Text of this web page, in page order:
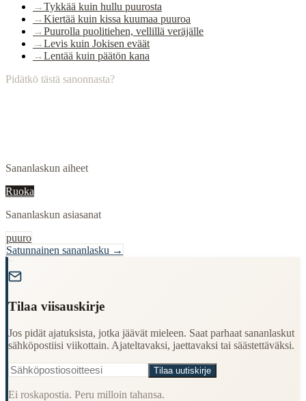
→Tykkää kuin hullu puurosta
→Kiertää kuin kissa kuumaa puuroa
→Puurolla puolitiehen, vellillä veräjälle
→Levis kuin Jokisen eväät
→Lentää kuin päätön kana
Pidätkö tästä sanonnasta?
Sananlaskun aiheet
Ruoka
Sananlaskun asiasanat
puuro
Satunnainen sananlasku →
Tilaa viisauskirje
Jos pidät ajatuksista, jotka jäävät mieleen. Saat parhaat sananlaskut
sähköpostiisi viikottain. Ajateltavaksi, jaettavaksi tai säästettäväksi.
Tilaa uutiskirje
Ei roskapostia. Peru milloin tahansa.